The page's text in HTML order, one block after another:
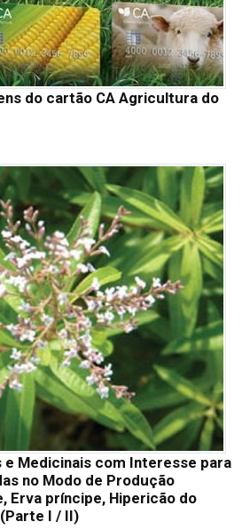
do cartão CA Agricultura do
e Medicinais com Interesse para
no Modo de Produção
Erva príncipe, Hipericão do
I / II)